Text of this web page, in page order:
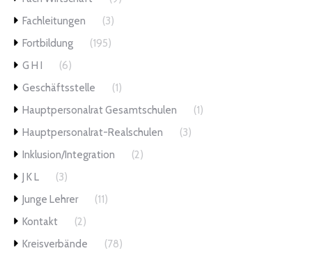
Fachleitungen
(3)
Fortbildung
(195)
G H I
(6)
Geschäftsstelle
(1)
Hauptpersonalrat Gesamtschulen
(1)
Hauptpersonalrat-Realschulen
(3)
Inklusion/Integration
(2)
J K L
(3)
Junge Lehrer
(11)
Kontakt
(2)
Kreisverbände
(78)